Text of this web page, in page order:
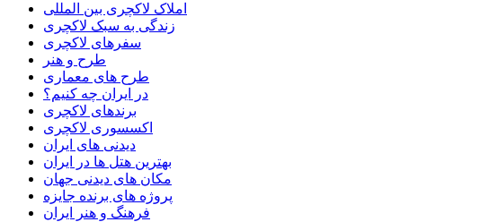
املاک لاکچری بین المللی
زندگی به سبک لاکچری
سفرهای لاکچری
طرح و هنر
طرح های معماری
در ایران چه کنیم؟
برندهای لاکچری
اکسسوری لاکچری
دیدنی های ایران
بهترین هتل ها در ایران
مکان های دیدنی جهان
پروژه های برنده جایزه
فرهنگ و هنر ایران